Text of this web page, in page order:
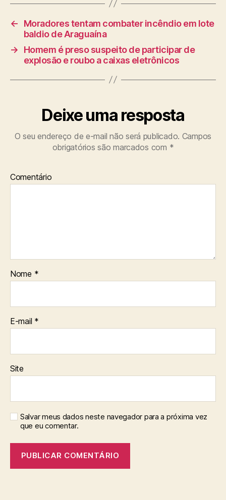
←
Moradores tentam combater incêndio em lote
baldio de Araguaína
→
Homem é preso suspeito de participar de
explosão e roubo a caixas eletrônicos
Deixe uma resposta
O seu endereço de e-mail não será publicado. Campos
obrigatórios são marcados com *
Comentário
Nome *
E-mail *
Site
Salvar meus dados neste navegador para a próxima vez
que eu comentar.